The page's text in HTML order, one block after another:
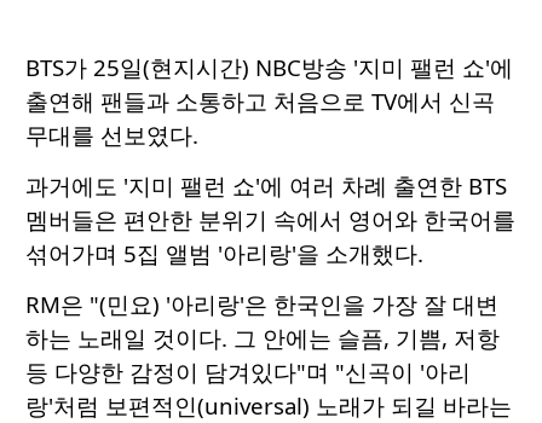
BTS가 25일(현지시간) NBC방송 '지미 팰런 쇼'에
출연해 팬들과 소통하고 처음으로 TV에서 신곡
무대를 선보였다.
과거에도 '지미 팰런 쇼'에 여러 차례 출연한 BTS
멤버들은 편안한 분위기 속에서 영어와 한국어를
섞어가며 5집 앨범 '아리랑'을 소개했다.
RM은 "(민요) '아리랑'은 한국인을 가장 잘 대변
하는 노래일 것이다. 그 안에는 슬픔, 기쁨, 저항
등 다양한 감정이 담겨있다"며 "신곡이 '아리
랑'처럼 보편적인(universal) 노래가 되길 바라는